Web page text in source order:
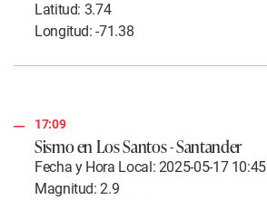
Latitud: 3.74
Longitud: -71.38
17:09
Sismo en Los Santos - Santander
Fecha y Hora Local: 2025-05-17 10:45
Magnitud: 2.9